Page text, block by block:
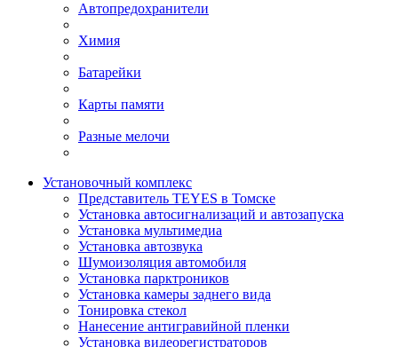
Автопредохранители
Химия
Батарейки
Карты памяти
Разные мелочи
Установочный комплекс
Представитель TEYES в Томске
Установка автосигнализаций и автозапуска
Установка мультимедиа
Установка автозвука
Шумоизоляция автомобиля
Установка парктроников
Установка камеры заднего вида
Тонировка стекол
Нанесение антигравийной пленки
Установка видеорегистраторов